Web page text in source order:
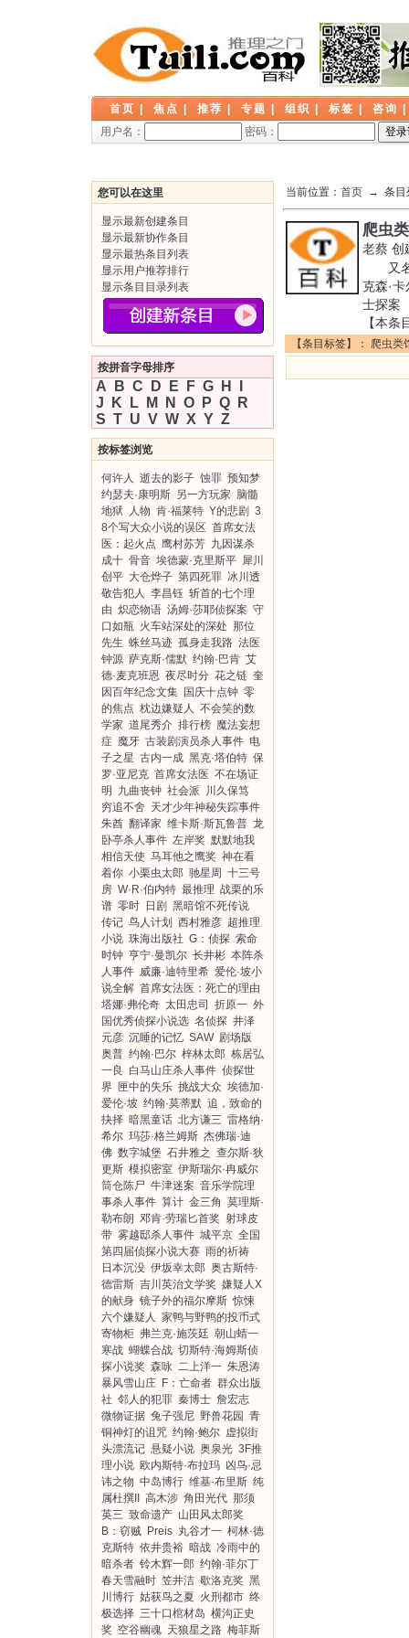
首页 焦点 推荐 专题 组织 标签 咨询
用户名：
密码：
您可以在这里
显示最新创建条目
显示最新协作条目
显示最热条目列表
显示用户推荐排行
显示条目目录列表
按拼音字母排序
A B C D E F G H
J
K L M N O P Q
R
S T U V W X Y Z
按标签浏览
何许人 逝去的影子 蚀罪 预知梦
约瑟夫·康明斯 另一方玩家 脑髓
地狱
人物 肯·福莱特 Y的悲剧 3
8个写大众小说的误区 首席女法
医：起火点 鹰村苏芳 九因谋杀
成十 骨音 埃德蒙·克里斯平 犀川
创平 大仓烨子 第四死罪 冰川透
敬告犯人 李昌钰 斩首的七个理
由 炽恋物语 汤姆·莎耶侦探案 守
口如瓶 火车站深处的深处 那位
先生 蛛丝马迹 孤身走我路 法医
钟源 萨克斯·儒默 约翰·巴肯 艾
德·麦克班恩 夜尽时分 花之链 奎
因百年纪念文集 国庆十点钟 零
的焦点 枕边嫌疑人 不会笑的数
学家 道尾秀介 排行榜 魔法妄想
症 魔牙 古装剧演员杀人事件 电
子之星 古内一成 黑克·塔伯特 保
罗·亚尼克 首席女法医 不在场证
明
九曲丧钟 社会派
川久保笃
穷追不舍 天才少年神秘失踪事件
朱酋 翻译家 维卡斯·斯瓦鲁普 龙
卧亭杀人事件 左岸奖 默默地我
相信天使 马耳他之鹰奖 神在看
着你 小栗虫太郎 驰星周 十三号
房 W·R·伯内特 最推理 战栗的乐
谱 零时 日剧 黑暗馆不死传说
传记 鸟人计划 西村雅彦 超推理
小说 珠海出版社 G：侦探 索命
时钟 亨宁·曼凯尔 长井彬 本阵杀
人事件 威廉·迪特里希 爱伦·坡小
说全解 首席女法医：死亡的理由
塔娜·弗伦奇 太田忠司 折原一 外
国优秀侦探小说选 名侦探 井泽
元彦 沉睡的记忆 SAW 剧场版
奥普 约翰·巴尔 梓林太郎 栋居弘
一良
白马山庄杀人事件 侦探世
界 匣中的失乐 挑战大众 埃德加·
爱伦·坡 约翰·莫蒂默 追，致命的
抉择 暗黑童话 北方谦三 雷格纳·
希尔 玛莎·格兰姆斯 杰佛瑞·迪
佛 数字城堡 石井雅之 查尔斯·狄
更斯 模拟密室 伊斯瑞尔·冉威尔
筒仓陈尸 牛津迷案 音乐学院理
事杀人事件 算计 金三角 莫理斯·
勒布朗 邓肯·劳瑞匕首奖 射球皮
带 雾越邸杀人事件 城平京 全国
第四届侦探小说大赛 雨的祈祷
日本沉没 伊坂幸太郎 奥古斯特·
德雷斯 吉川英治文学奖 嫌疑人X
的献身 镜子外的福尔摩斯 惊悚
六个嫌疑人 家鸭与野鸭的投币式
寄物柜 弗兰克·施茨廷 朝山蜻一
寒战 蝴蝶合战 切斯特·海姆斯侦
探小说奖 森咏 二上洋一 朱恩涛
暴风雪山庄 F：亡命者 群众出版
社 邻人的犯罪 秦博士 詹宏志
微物证据 兔子强尼 野兽花园 青
铜神灯的诅咒 约翰·鲍尔 虚拟街
头漂流记 悬疑小说 奥泉光 3F推
理小说 欧内斯特·布拉玛 凶鸟·忌
讳之物 中岛博行 维基·布里斯 纯
属杜撰II
高木涉 角田光代 那须
英三 致命遗产 山田风太郎奖
B：窃贼 Preis 丸谷才一 柯林·德
克斯特 依井贵裕 暗战 冷雨中的
暗杀者 铃木辉一郎 约翰·菲尔丁
春天雪融时 笠井洁 歇洛克奖 黑
川博行 姑获鸟之夏 火刑都市 终
极选择 三十口棺材岛 横沟正史
奖 空谷幽魂 天狼星之路 梅菲斯
当前位置： 首页 → 条目
爬虫
老蔡 创
又名:
克森·
士探
【本条
【条目标签】： 爬虫类